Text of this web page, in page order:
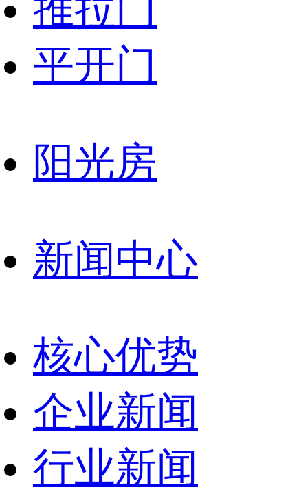
推拉门
平开门
阳光房
新闻中心
核心优势
企业新闻
行业新闻